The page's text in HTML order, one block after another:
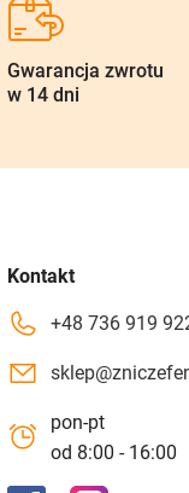
Gwarancja zwrotu
w 14 dni
Kontakt
+48 736 919
pon-pt
od 8:00 - 16:00